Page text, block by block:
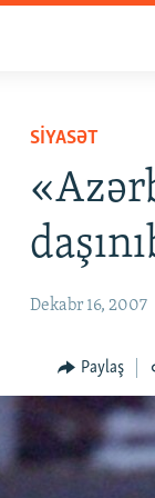
SIYASƏT
Dekabr 16, 2007
Paylaş